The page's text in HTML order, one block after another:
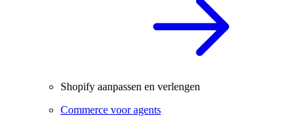
Shopify aanpassen en verlengen
Commerce voor agents